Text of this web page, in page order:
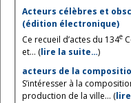
Acteurs célèbres et
(édition électronique)
Ce recueil d’actes du 134e
et... (lire la suite…)
acteurs de la
S’intéresser à la
production de la ville... (